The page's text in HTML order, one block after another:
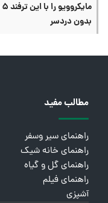
بدون دردسر
مطالب مفید
راهنمای سیر وسفر
راهنمای خانه شیک
راهنمای گل و گیاه
راهنمای فیلم
آشپزی